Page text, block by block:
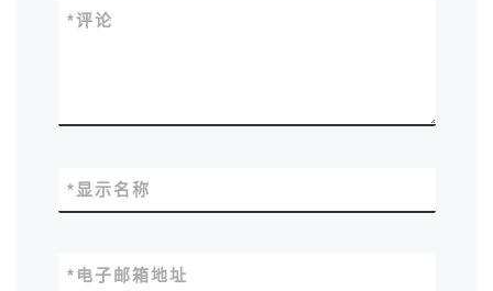
评论
*
显示名称
*
电子邮箱地址
*